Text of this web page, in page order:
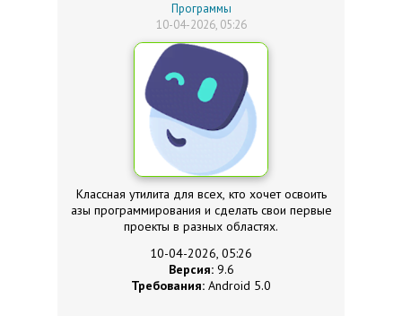
Программы
10-04-2026, 05:26
Классная утилита для всех, кто хочет освоить
азы программирования и сделать свои первые
проекты в разных областях.
10-04-2026, 05:26
Версия: 9.6
Требования: Android 5.0